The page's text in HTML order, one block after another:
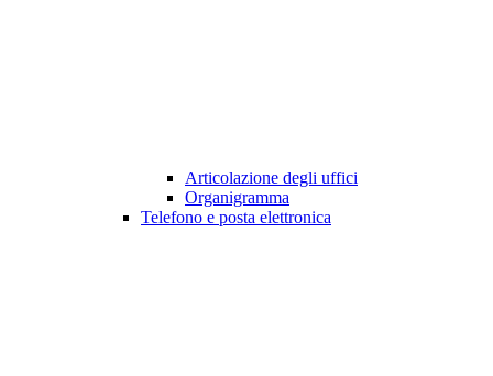
Articolazione degli uffici
Organigramma
Telefono e posta elettronica